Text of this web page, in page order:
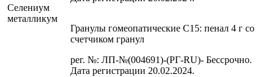
Селениум
металликум
Гранулы гомеопатические C15: пенал 4 г со
счетчиком гранул
рег. №: ЛП-№(004691)-(РГ-RU)- Бессрочно.
Дата регистрации 20.02.2024.